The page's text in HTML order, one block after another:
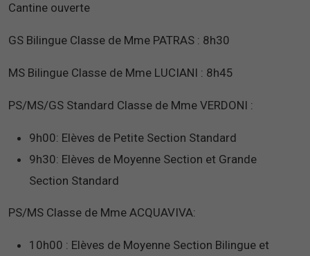
Cantine ouverte
GS Bilingue Classe de Mme PATRAS : 8h30
MS Bilingue Classe de Mme LUCIANI : 8h45
PS/MS/GS Standard Classe de Mme VERDONI :
9h00: Elèves de Petite Section Standard
9h30: Elèves de Moyenne Section et Grande
Section Standard
PS/MS Classe de Mme ACQUAVIVA:
10h00 : Elèves de Moyenne Section Bilingue et